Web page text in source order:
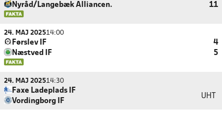
Nyråd/Langebæk Alliancen.
11
24. MAJ 202514:00
Førslev IF
4
Næstved IF
5
24. MAJ 202514:30
Faxe Ladeplads IF
Vordingborg IF
UHT